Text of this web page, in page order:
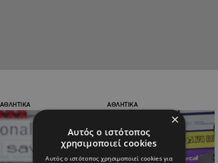
ΑΘΛΗΤΙΚΑ ΑΘΛΗΤΙΚΑ
×
Αυτός ο ιστότοπος
χρησιμοποιεί cookies
Αυτός ο ιστότοπος χρησιμοποιεί cookies για